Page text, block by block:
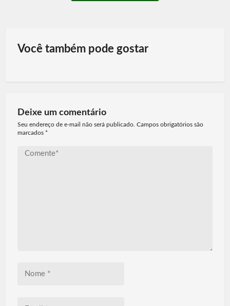
Você também pode gostar
Deixe um comentário
Seu endereço de e-mail não será publicado. Campos obrigatórios são
marcados *
Comente*